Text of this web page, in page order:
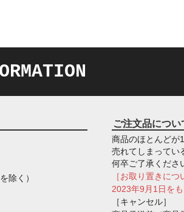
除く）
ご注文品につい
商品のほとんどが
売れてしまってい
何卒ご了承くださ
［お取り置きにつ
2023年9月1日を
［キャンセル］